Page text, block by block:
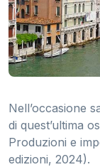
Nell’occasione
di quest’ultima
Produzioni e
edizioni, 2024).